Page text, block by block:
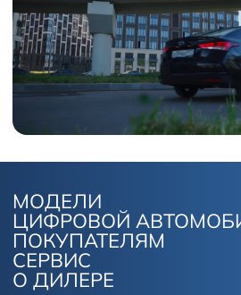
МОДЕЛИ
ЦИФРОВОЙ
ПОКУПАТЕЛЯМ
СЕРВИС
О ДИЛЕРЕ